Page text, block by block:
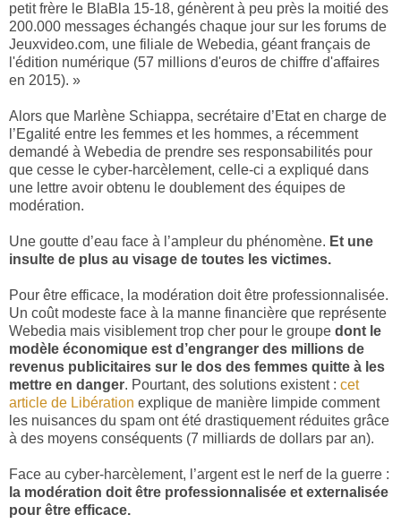
petit frère le BlaBla 15-18, génèrent à peu près la moitié des
200.000 messages échangés chaque jour sur les forums de
Jeuxvideo.com, une filiale de Webedia, géant français de
l'édition numérique (57 millions d'euros de chiffre d'affaires
en 2015). »
Alors que Marlène Schiappa, secrétaire d’Etat en charge de
l’Egalité entre les femmes et les hommes, a récemment
demandé à Webedia de prendre ses responsabilités pour
que cesse le cyber-harcèlement, celle-ci a expliqué dans
une lettre avoir obtenu le doublement des équipes de
modération.
Une goutte d’eau face à l’ampleur du phénomène. Et une
insulte de plus au visage de toutes les victimes.
Pour être efficace, la modération doit être professionnalisée.
Un coût modeste face à la manne financière que représente
Webedia mais visiblement trop cher pour le groupe dont le
modèle économique est d’engranger des millions de
revenus publicitaires sur le dos des femmes quitte à les
mettre en danger. Pourtant, des solutions existent : cet
article de Libération explique de manière limpide comment
les nuisances du spam ont été drastiquement réduites grâce
à des moyens conséquents (7 milliards de dollars par an).
Face au cyber-harcèlement, l’argent est le nerf de la guerre :
la modération doit être professionnalisée et externalisée
pour être efficace.